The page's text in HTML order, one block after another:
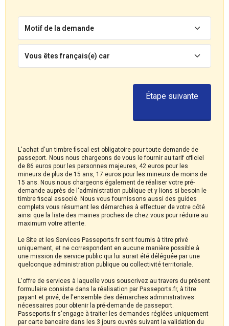
Motif de la demande
Vous êtes français(e) car
L'achat d'un timbre fiscal est obligatoire pour toute demande de
passeport. Nous nous chargeons de vous le fournir au tarif officiel
de 86 euros pour les personnes majeures, 42 euros pour les
mineurs de plus de 15 ans, 17 euros pour les mineurs de moins de
15 ans. Nous nous chargeons également de réaliser votre pré-
demande auprès de l'administration publique et y lions si besoin le
timbre fiscal associé. Nous vous fournissons aussi des guides
complets vous résumant les démarches à effectuer de votre côté
ainsi que la liste des mairies proches de chez vous pour réduire au
maximum votre attente.
Le Site et les Services Passeports.fr sont fournis à titre privé
uniquement, et ne correspondent en aucune manière possible à
une mission de service public qui lui aurait été déléguée par une
quelconque administration publique ou collectivité territoriale.
L'offre de services à laquelle vous souscrivez au travers du présent
formulaire consiste dans la réalisation par Passeports.fr, à titre
payant et privé, de l'ensemble des démarches administratives
nécessaires pour obtenir la pré-demande de passeport.
Passeports.fr s'engage à traiter les demandes réglées uniquement
par carte bancaire dans les 3 jours ouvrés suivant la validation du